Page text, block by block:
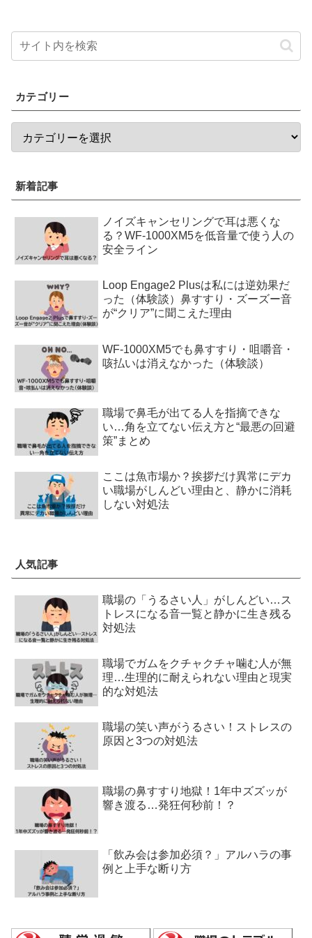
カテゴリー
新着記事
ノイズキャンセリングで耳は悪くな
る？WF-1000XM5を低音量で使う人の
安全ライン
Loop Engage2 Plusは私には逆効果だ
った（体験談）鼻すすり・ズーズー音
が“クリア”に聞こえた理由
WF-1000XM5でも鼻すすり・咀嚼音・
咳払いは消えなかった（体験談）
職場で鼻毛が出てる人を指摘できな
い…角を立てない伝え方と“最悪の回避
策”まとめ
ここは魚市場か？挨拶だけ異常にデカ
い職場がしんどい理由と、静かに消耗
しない対処法
人気記事
職場の「うるさい人」がしんどい…ス
トレスになる音一覧と静かに生き残る
対処法
職場でガムをクチャクチャ噛む人が無
理…生理的に耐えられない理由と現実
的な対処法
職場の笑い声がうるさい！ストレスの
原因と3つの対処法
職場の鼻すすり地獄！1年中ズズッが
響き渡る…発狂何秒前！？
「飲み会は参加必須？」アルハラの事
例と上手な断り方